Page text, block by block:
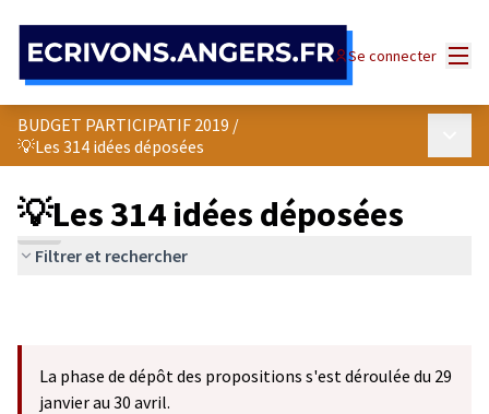
Se connecter
BUDGET PARTICIPATIF 2019 /
💡Les 314 idées déposées
💡Les 314 idées déposées
Filtrer et rechercher
La phase de dépôt des propositions s'est déroulée du 29
janvier au 30 avril.